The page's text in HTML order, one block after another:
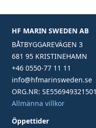
HF MARIN SWEDEN AB
BÅTBYGGAREVÄGEN 3
681 95 KRISTINEHAMN
+46 0550-77 11 11
info@hfmarinsweden.se
ORG.NR: SE556949321501
Allmänna villkor
Öppettider